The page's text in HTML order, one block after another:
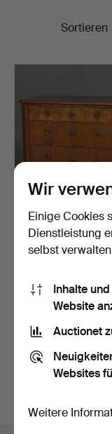
LaufendeSortieren
KOMMODE,
furniert,
2 Tage
Suche
Archiv
suchen.
Wir
Einige Cookies
Dienstleistung
selbst
Inhalte
Website
Auctionet
Websites
Weitere